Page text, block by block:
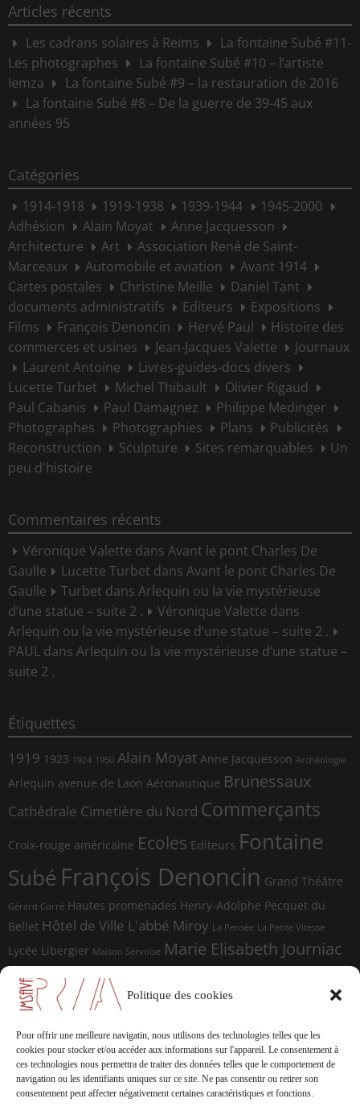
Politique des cookies
Pour offrir une meilleure navigatin, nous utilisons des technologies telles que les
cookies pour stocker et/ou accéder aux informations sur l'appareil. Le consentement à
ces technologies nous permettra de traiter des données telles que le comportement de
navigation ou les identifiants uniques sur ce site. Ne pas consentir ou retirer son
consentement peut affecter négativement certaines caractéristiques et fonctions.
Articles récents
Les cadrans solaires à Reims
La fontaine Subé #11-
Les photographes
La fontaine Subé #10 – l’artiste
Iemza
La fontaine Subé #9 – la restauration de 2016
La fontaine Subé #8 – De la guerre de 39-45 aux
années 95
Catégories
1914-1918 1919-1938 1939-1944
1945-2000
Adhésion
Alain Moyat
Anne Jacquesson
Architecture
Art
Association René de Saint-
Marceaux
Automobile et aviation
Avant 1914
Cartes postales
Christine Meille
Daniel Tant
documents administratifs
Editeurs
Expositions
Films
François Denoncin Hervé Paul
Histoire des
commerces et usines
Jean-Jacques Valette
Journaux
Laurent Antoine
Livres-guides-docs divers
Lucette Turbet
Michel Thibault
Olivier Rigaud
Paul Cabanis
Paul Damagnez
Philippe Medinger
Photographes
Photographies Plans
Publicités
Reconstruction
Sculpture Sites remarquables
Un
peu d'histoire
Commentaires récents
Véronique Valette dans Avant le pont Charles De
Gaulle
Lucette Turbet dans Avant le pont Charles De
Gaulle
Turbet dans Arlequin ou la vie mystérieuse
d’une statue – suite 2 .
Véronique Valette dans
Arlequin ou la vie mystérieuse d’une statue – suite 2 .
PAUL dans Arlequin ou la vie mystérieuse d’une statue –
suite 2 .
Étiquettes
1919 1923 1924 1950 Alain Moyat Anne Jacquesson Archéologie
Arlequin avenue de Laon Aéronautique Brunessaux
Cathédrale Cimetière du Nord Commerçants
Croix-rouge américaine Ecoles Editeurs Fontaine
Subé François Denoncin Grand Théâtre
Gérard Corré Hautes promenades Henry-Adolphe Pecquet du
Bellet Hôtel de Ville L'abbé Miroy La Pensée La Petite Vitesse
Lycée Libergier Maison Servoise Marie Elisabeth Journiac
Marie Elisabeth Journiac Audigou
Photographes Place d'Erlon place du Forum
Rue de la
Magdeleine
Rue de Soissons Rue de Vesle Rue du Temple
Saint-MarceauxsculpturesThomas
Geffrelot théâtre Tranchées